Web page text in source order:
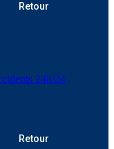
Retour
24h/24
Retour